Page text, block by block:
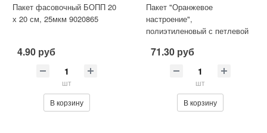
Пакет фасовочный БОПП 20
х 20 см, 25мкм 9020865
4.90 руб
шт
В корзину
Пакет "Оранжевое
настроение",
полиэтиленовый с петлевой
4455046
71.30 руб
шт
В корзину